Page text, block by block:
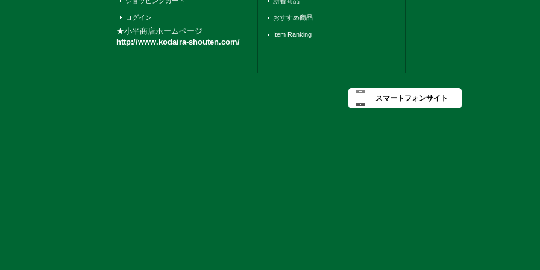
ログイン
★小平商店ホームページ
http://www.kodaira-shouten.com/
おすすめ商品
Item Ranking
スマートフォンサイト